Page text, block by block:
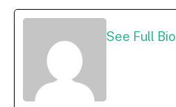
See Full Bio